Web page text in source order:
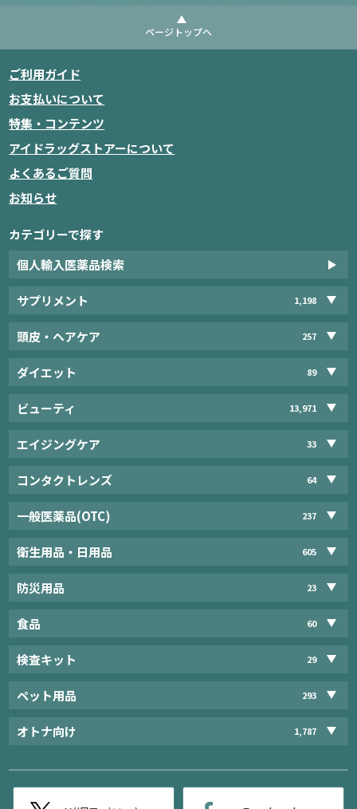
ページトップへ
ご利用ガイド
お支払いについて
特集・コンテンツ
アイドラッグストアーについて
よくあるご質問
お知らせ
カテゴリーで探す
個人輸入医薬品検索
サプリメント 1,198
頭皮・ヘアケア 257
ダイエット 89
ビューティ 13,971
エイジングケア 33
コンタクトレンズ 64
一般医薬品(OTC) 237
衛生用品・日用品 605
防災用品 23
食品 60
検査キット 29
ペット用品 293
オトナ向け 1,787